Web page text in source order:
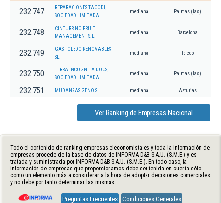
232.747
REPARACIONES TACODI,
SOCIEDAD LIMITADA.
mediana Palmas (las)
232.748
CINTURRINO FRUIT
MANAGEMENT S.L.
mediana Barcelona
232.749
GAS TOLEDO RENOVABLES
SL.
mediana Toledo
232.750
TERRA INCOGNITA DOCS,
SOCIEDAD LIMITADA.
mediana Palmas (las)
232.751 MUDANZAS GENO SL mediana Asturias
Ver Ranking de Empresas Nacional
Todo el contenido de ranking-empresas.eleconomista.es y toda la información de
empresas procede de la base de datos de INFORMA D&B S.A.U. (S.M.E.) y es
tratada y suministrada por INFORMA D&B S.A.U. (S.M.E.). En todo caso, la
información de empresas que proporcionamos debe ser tenida en cuenta sólo
como un elemento más a considerar a la hora de adoptar decisiones comerciales
y no debe por tanto determinar las mismas.
Preguntas Frecuentes Condiciones Generales